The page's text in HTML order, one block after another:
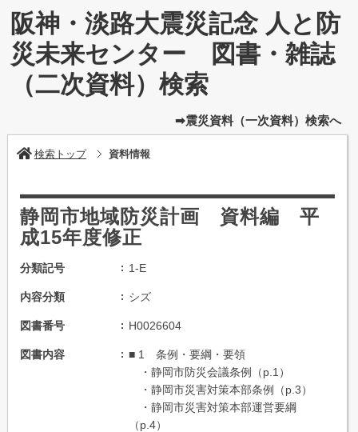
阪神・淡路大震災記念 人と防
災未来センター 図書・雑誌
（二次資料）検索
➡震災資料（一次資料）検索へ
検索トップ 資料情報
静岡市地域防災計画 資料編 平
成15年度修正
分類記号 1-E
内容分類 シズ
図書番号 H0026604
図書内容
■ 1 条例・要綱・要領
・静岡市防災会議条例（p.1）
・静岡市災害対策本部条例（p.3）
・静岡市災害対策本部運営要綱
（p.4）